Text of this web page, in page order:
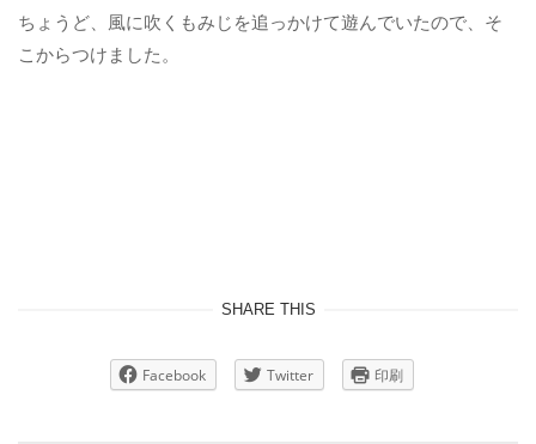
ちょうど、風に吹くもみじを追っかけて遊んでいたので、そ
こからつけました。
SHARE THIS
Facebook Twitter 印刷